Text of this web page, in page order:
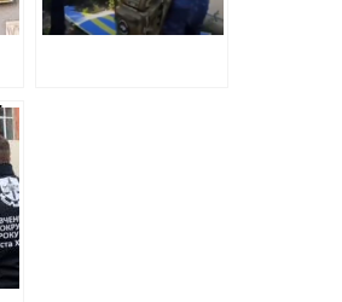
підозру за наругу
над Гербом